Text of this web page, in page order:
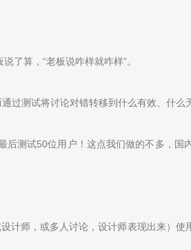
了算，“老板说咋样就咋样”。
过测试将讨论对错转移到什么有效、什
测试50位用户！这点我们做的不多，
师，或多人讨论，设计师表现出来）